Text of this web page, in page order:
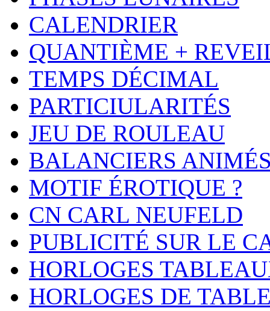
CALENDRIER
QUANTIÈME +
TEMPS DÉCIMAL
PARTICIULARITÉS
JEU DE ROULEAU
BALANCIERS
MOTIF ÉROTIQUE ?
CN CARL NEUFELD
PUBLICITÉ SUR LE
HORLOGES
HORLOGES DE